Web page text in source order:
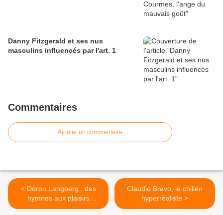
Danny Fitzgerald et ses nus
masculins influencés par l'art. 1
Commentaires
Ajouter un commentaire
< Doron Langberg : des
hymnes aux plaisirs
masculins. 4
Claudio Bravo, le chilien
hyperréaliste >